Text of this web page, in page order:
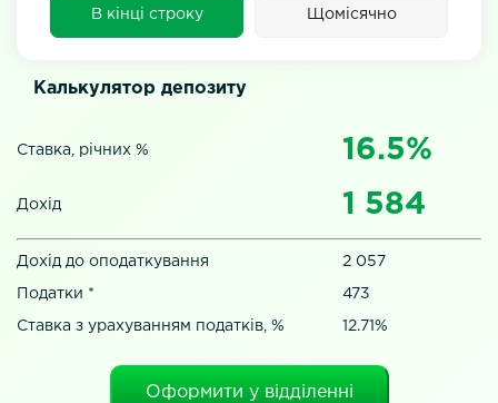
В кінці строку Щомісячно
Калькулятор депозиту
Ставка, річних % 16.5%
Дохід 1 584
Дохід до оподаткування 2 057
Податки * 473
Ставка з урахуванням податків, % 12.71%
Оформити у відділенні